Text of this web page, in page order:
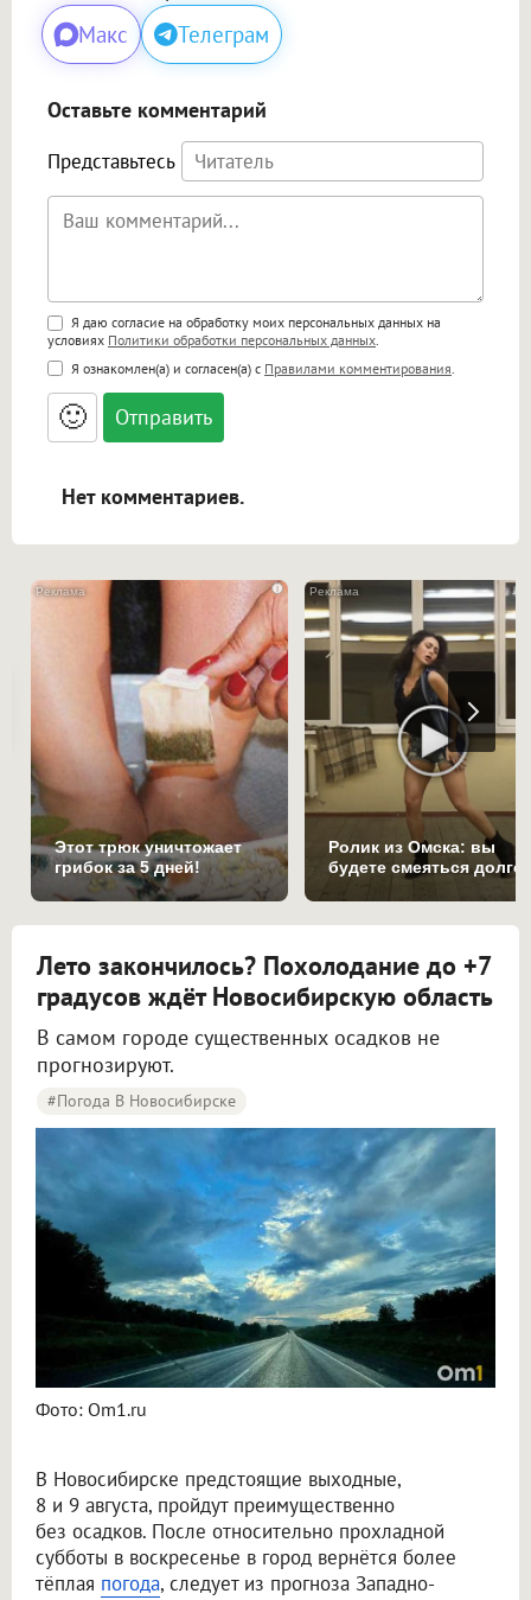
Макс Телеграм
Оставьте комментарий
Представьтесь
Поддержка HTML
<b>, <strong>, <u>, <i>, <em>, <s>, <big>,
<small>, <sup>, <sub>, <pre>, <ul>, <ol>, <li>,
<blockquote>, <code> экранирует HTML,
адреса URL автоматически становятся
ссылками, и [img]адрес[/img] будет
Я даю согласие на обработку моих персональных данных на
условиях Политики обработки персональных данных
Я ознакомлен(а) и согласен(а) с Правилами комментирования
🙂
Нет комментариев.
i
Этот трюк уничтожает
грибок за 5 дней!
Ролик из Омска: вы
будете смеяться долго
Лето закончилось? Похолодание до +7
градусов ждёт Новосибирскую область
В самом городе существенных осадков не
прогнозируют.
#Погода В Новосибирске
Фото: Om1.ru
В Новосибирске предстоящие выходные,
8 и 9 августа, пройдут преимущественно
без осадков. После относительно прохладной
субботы в воскресенье в город вернётся более
тёплая погода, следует из прогноза Западно-